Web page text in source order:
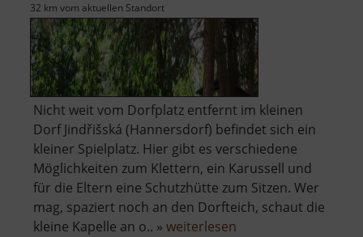
32 km vom aktuellen Standort
Nicht weit vom Dorfplatz entfernt im kleinen
Dorf Jindřišská (Hannersdorf) befindet sich ein
kleiner Spielplatz. Hier gibt es verschiedene
Möglichkeiten zum Klettern, ein Karussell und
für die Eltern eine Schutzhütte zum Sitzen. Wer
mag, spaziert noch an den Dorfteich, schaut die
kleine Kapelle an o.. » weiterlesen